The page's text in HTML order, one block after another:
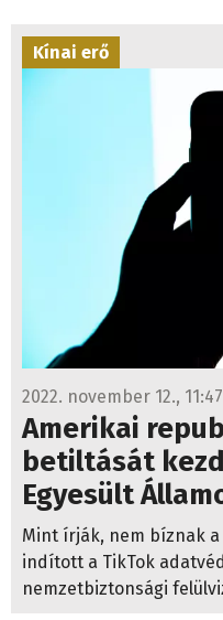
Kínai erő
2022. november 12., 11:47
Amerikai
betiltását
Egyesült
Mint írják, nem bíznak
indított a TikTok
nemzetbiztonsági